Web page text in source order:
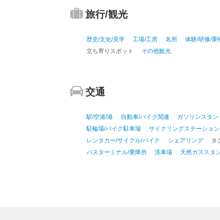
旅行/観光
歴史/文化/見学 工場/工房 名所
体験/研修/乗
立ち寄りスポット
その他観光
交通
駅/空港/港 自動車/バイク関連
ガソリンスタン
駐輪場/バイク駐車場
サイクリングステーション
レンタカー/サイクル/バイク
シェアリング
タ
バスターミナル/乗降所
洗車場 天然ガススタ